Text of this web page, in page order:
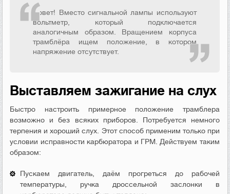
Совет! Вместо сигнальной лампы используют
вольтметр, который подключается
аналогичным образом. Вращением корпуса
трамблёра ищем положение, в котором
напряжение отсутствует.
Выставляем зажигание на слух
Быстро настроить примерное положение трамблера
возможно и без всяких приборов. Потребуется немного
терпения и хороший слух. Этот способ применим только при
условии исправности карбюратора и ГРМ. Действуем таким
образом:
Пускаем двигатель, даём прогреться до рабочей
температуры, ручка дроссельной заслонки в